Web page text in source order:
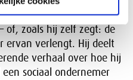
die Apple-producten
of, zoals hij zelf zegt: de
ervan verlengt. Hij deelt
verhaal over hoe hij
sociaal ondernemer